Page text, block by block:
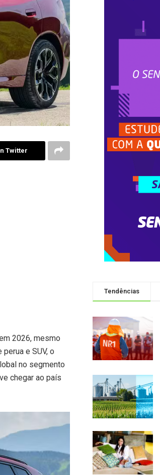
Twitter
2026, mesmo
e SUV, o
no segmento
chegar ao país
Tendências